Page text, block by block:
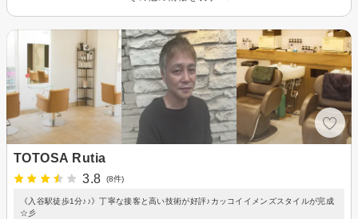
TOTOSA Rutia
3.8
(8件)
《入谷駅徒歩1分♪♪》丁寧な接客と高い技術が好評♪カッコイイメンズスタイルが完成
☆彡